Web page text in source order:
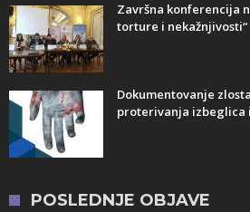
Završna konferencija
torture i nekažnjivosti“
Dokumentovanje
proterivanja izbeglica
POSLEDNJE OBJAVE